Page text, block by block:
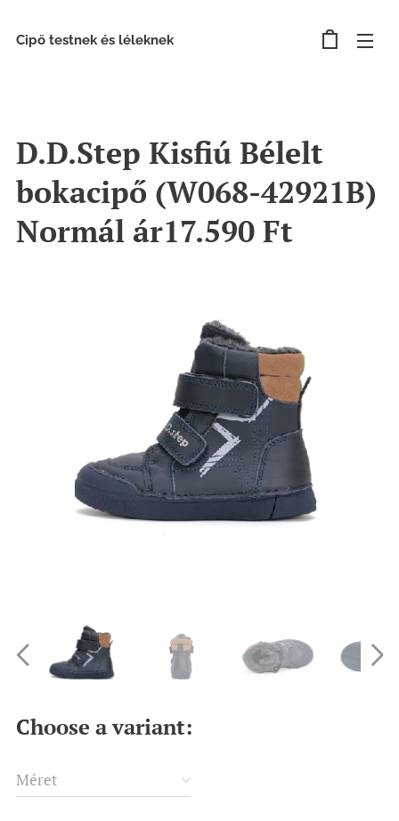
Cipő testnek és léleknek
D.D.Step Kisfiú Bélelt
bokacipő (W068-42921B)
Normál ár17.590 Ft
Choose a variant:
Méret